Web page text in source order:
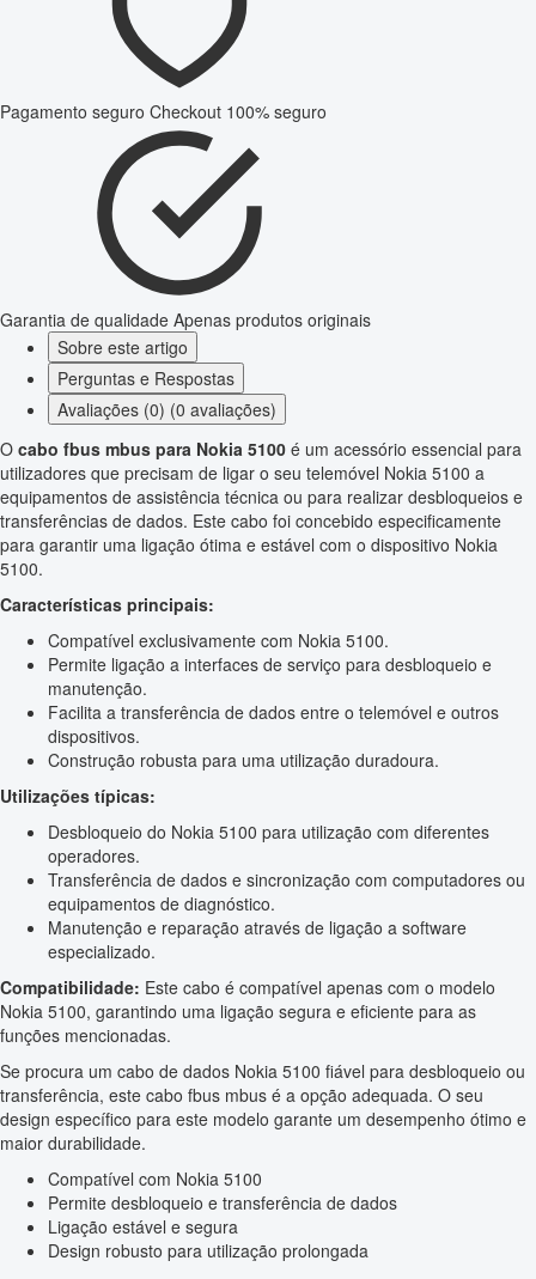
Pagamento seguro Checkout 100% seguro
Garantia de qualidade Apenas produtos originais
Sobre este artigo
Perguntas e Respostas
Avaliações (0) (0 avaliações)
O cabo fbus mbus para Nokia 5100 é um acessório essencial para
utilizadores que precisam de ligar o seu telemóvel Nokia 5100 a
equipamentos de assistência técnica ou para realizar desbloqueios e
transferências de dados. Este cabo foi concebido especificamente
para garantir uma ligação ótima e estável com o dispositivo Nokia
5100.
Características principais:
Compatível exclusivamente com Nokia 5100.
Permite ligação a interfaces de serviço para desbloqueio e
manutenção.
Facilita a transferência de dados entre o telemóvel e outros
dispositivos.
Construção robusta para uma utilização duradoura.
Utilizações típicas:
Desbloqueio do Nokia 5100 para utilização com diferentes
operadores.
Transferência de dados e sincronização com computadores ou
equipamentos de diagnóstico.
Manutenção e reparação através de ligação a software
especializado.
Compatibilidade: Este cabo é compatível apenas com o modelo
Nokia 5100, garantindo uma ligação segura e eficiente para as
funções mencionadas.
Se procura um cabo de dados Nokia 5100 fiável para desbloqueio ou
transferência, este cabo fbus mbus é a opção adequada. O seu
design específico para este modelo garante um desempenho ótimo e
maior durabilidade.
Compatível com Nokia 5100
Permite desbloqueio e transferência de dados
Ligação estável e segura
Design robusto para utilização prolongada